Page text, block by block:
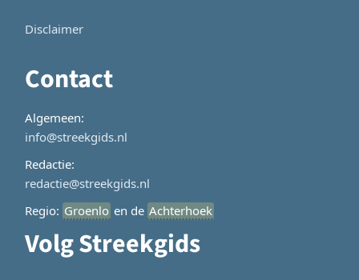
Disclaimer
Contact
Algemeen:
info@streekgids.nl
Redactie:
redactie@streekgids.nl
Regio: Groenlo en de Achterhoek
Volg Streekgids